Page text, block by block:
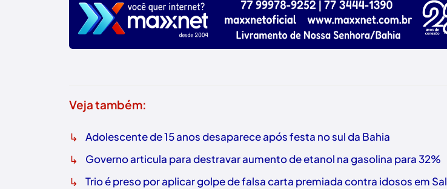
Veja também:
↳ Adolescente de 15 anos desaparece após festa no sul da Bahia
↳ Governo articula para destravar aumento de etanol na gasolina para 32%
↳ Trio é preso por aplicar golpe de falsa carta premiada contra idosos em